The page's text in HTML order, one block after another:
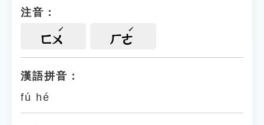
注音：
ㄈㄨ ㄏㄜ
漢語拼音：
fú hé